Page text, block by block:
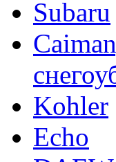
Subaru
Kohler
Echo